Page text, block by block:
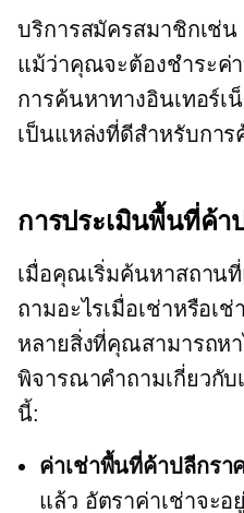
บริการสมัครสมาชิกเช่น
แม้ว่าคุณจะต้องชำระค่
การค้นหาทางอินเทอร์
เป็นแหล่งที่ดีสำหรับการ
การประเมินพื้นที่ค้า
เมื่อคุณเริ่มค้นหาสถาน
ถามอะไรเมื่อเช่าหรือเ
หลายสิ่งที่คุณสามารถห
พิจารณาคำถามเกี่ยวกั
นี้:
ค่าเช่าพื้นที่ค้าปลีกรา
แล้ว อัตราค่าเช่าจะอ